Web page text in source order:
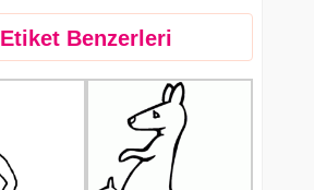
Etiket Benzerleri